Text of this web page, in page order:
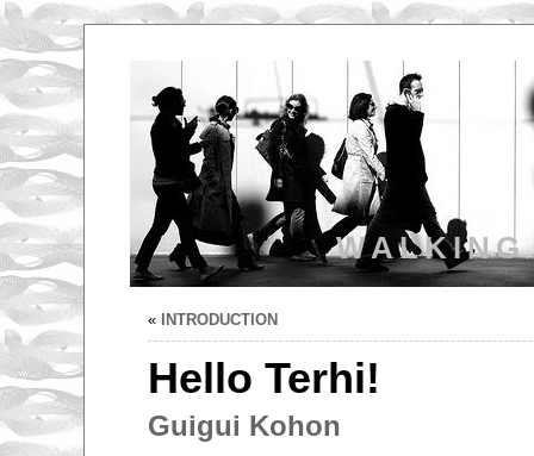
« INTRODUCTION
Hello Terhi!
Guigui Kohon